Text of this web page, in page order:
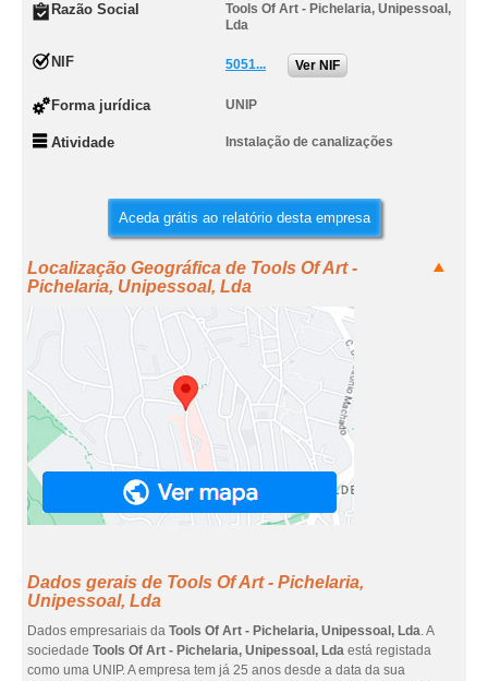
Razão Social
Tools Of Art - Pichelaria, Unipessoal,
Lda
NIF 5051... Ver NIF
Forma jurídica UNIP
Atividade Instalação de canalizações
Aceda grátis ao relatório desta empresa
Localização Geográfica de Tools Of Art -
Pichelaria, Unipessoal, Lda
Dados gerais de Tools Of Art - Pichelaria,
Unipessoal, Lda
Dados empresariais da Tools Of Art - Pichelaria, Unipessoal, Lda. A
sociedade Tools Of Art - Pichelaria, Unipessoal, Lda está registada
como uma UNIP. A empresa tem já 25 anos desde a data da sua